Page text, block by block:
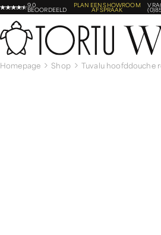
9,0
BEOORDEELD
PLAN EEN SHOWROOM
AFSPRAAK
Homepage Shop Tuvalu hoofddouche